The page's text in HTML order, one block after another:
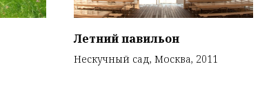
Летний павильон
Нескучный сад, Москва, 2011